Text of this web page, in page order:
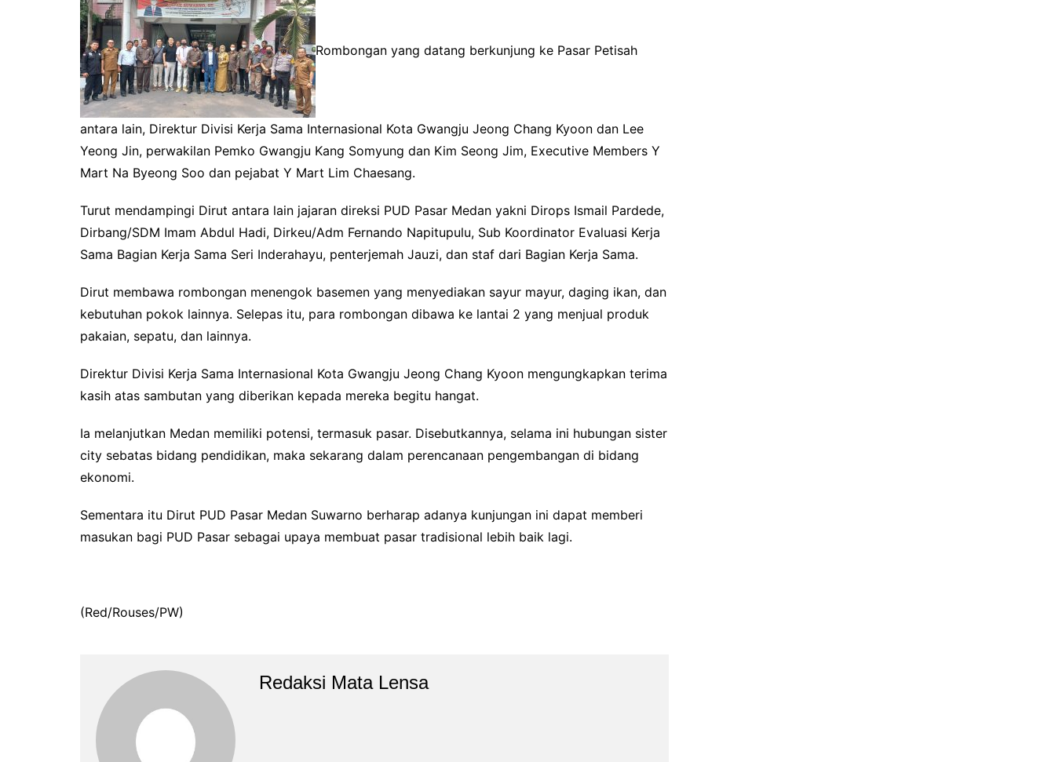
o
k
e
r
A
p
p
Rombongan yang datang berkunjung ke Pasar Petisah
antara lain, Direktur Divisi Kerja Sama Internasional Kota Gwangju Jeong Chang Kyoon dan Lee
Yeong Jin, perwakilan Pemko Gwangju Kang Somyung dan Kim Seong Jim, Executive Members Y
Mart Na Byeong Soo dan pejabat Y Mart Lim Chaesang.
Turut mendampingi Dirut antara lain jajaran direksi PUD Pasar Medan yakni Dirops Ismail Pardede,
Dirbang/SDM Imam Abdul Hadi, Dirkeu/Adm Fernando Napitupulu, Sub Koordinator Evaluasi Kerja
Sama Bagian Kerja Sama Seri Inderahayu, penterjemah Jauzi, dan staf dari Bagian Kerja Sama.
Dirut membawa rombongan menengok basemen yang menyediakan sayur mayur, daging ikan, dan
kebutuhan pokok lainnya. Selepas itu, para rombongan dibawa ke lantai 2 yang menjual produk
pakaian, sepatu, dan lainnya.
Direktur Divisi Kerja Sama Internasional Kota Gwangju Jeong Chang Kyoon mengungkapkan terima
kasih atas sambutan yang diberikan kepada mereka begitu hangat.
Ia melanjutkan Medan memiliki potensi, termasuk pasar. Disebutkannya, selama ini hubungan sister
city sebatas bidang pendidikan, maka sekarang dalam perencanaan pengembangan di bidang
ekonomi.
Sementara itu Dirut PUD Pasar Medan Suwarno berharap adanya kunjungan ini dapat memberi
masukan bagi PUD Pasar sebagai upaya membuat pasar tradisional lebih baik lagi.
(Red/Rouses/PW)
Redaksi Mata Lensa